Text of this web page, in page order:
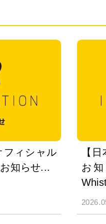
フィシャル
知らせ...
【
お